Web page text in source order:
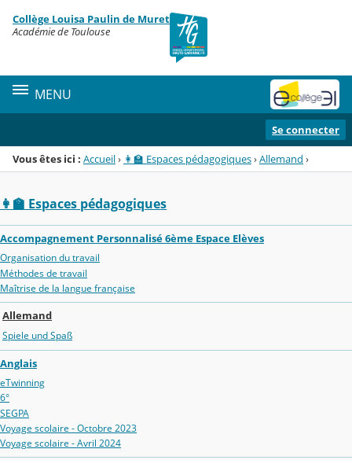
Menu de la rubrique
Contenu
Collège Louisa Paulin de Muret
Académie de Toulouse
MENU
Se connecter
Vous êtes ici : Accueil› 👩‍🏫 Espaces pédagogiques›Allemand ›
👩‍🏫 Espaces pédagogiques
Accompagnement Personnalisé 6ème Espace Elèves
Organisation du travail
Méthodes de travail
Maîtrise de la langue française
Allemand
Spiele und Spaß
Anglais
eTwinning
6°
SEGPA
Voyage scolaire - Octobre 2023
Voyage scolaire - Avril 2024